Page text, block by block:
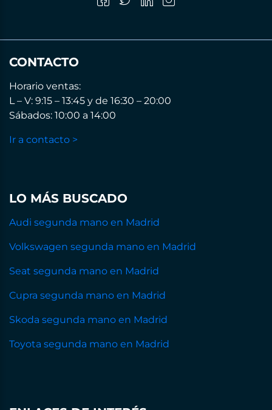
CONTACTO
Horario ventas:
L – V: 9:15 – 13:45 y de 16:30 – 20:00
Sábados: 10:00 a 14:00
Ir a contacto >
LO MÁS BUSCADO
Audi segunda mano en Madrid
Volkswagen segunda mano en Madrid
Seat segunda mano en Madrid
Cupra segunda mano en Madrid
Skoda segunda mano en Madrid
Toyota segunda mano en Madrid